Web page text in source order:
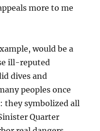
more to me
would be a
ill-reputed
dives and
peoples once
they symbolized all
Quarter